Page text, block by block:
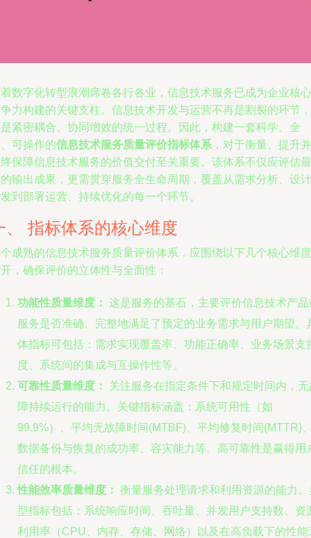
数字化转型浪潮席卷各行各业，信息技术服务已成为企业核心
力构建的关键支柱。信息技术开发与运营不再是割裂的环节，
紧密耦合、协同增效的统一过程。因此，构建一套科学、全
可操作的信息技术服务质量评价指标体系 ，对于衡量、提升并
保障信息技术服务的价值交付至关重要。该体系不仅应评估最
输出成果，更需贯穿服务全生命周期，覆盖从需求分析、设计
到部署运营、持续优化的每一个环节。
、 指标体系的核心维度
成熟的信息技术服务质量评价体系，应围绕以下几个核心维度
，确保评价的立体性与全面性：
功能性质量维度： 这是服务的基石，主要评价信息技术产品
服务是否准确、完整地满足了预定的业务需求与用户期望。
体指标可包括：需求实现覆盖率、功能正确率、业务场景支
度、系统间的集成与互操作性等。
可靠性质量维度：
关注服务在指定条件下和规定时间内，无
障持续运行的能力。关键指标涵盖：系统可用性（如
99.9%）、平均无故障时间(MTBF)、平均修复时间(MTTR)
数据备份与恢复的成功率、容灾能力等。高可靠性是赢得用
信任的根本。
性能效率质量维度： 衡量服务处理请求和利用资源的能力。
型指标包括：系统响应时间、吞吐量、并发用户支持数、资
利用率（CPU、内存、存储、网络）以及在高负载下的性能